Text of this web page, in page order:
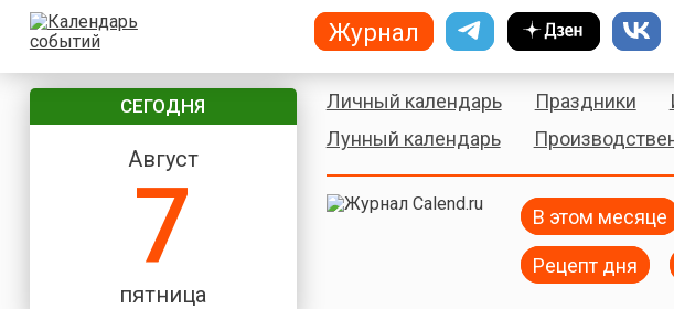
СЕГОДНЯ
Август
7
пятница
Личный календарь Праздники
Лунный календарь
В этом месяце
Рецепт дня
Журнал